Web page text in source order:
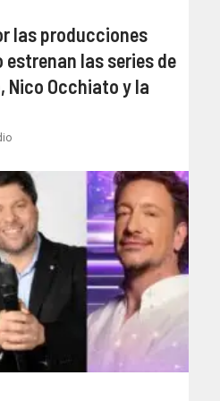
las producciones
las series de
Nico Occhiato y la